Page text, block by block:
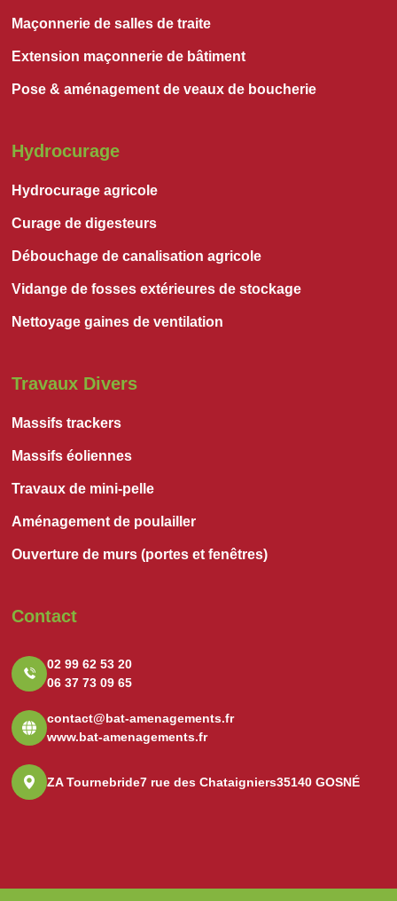
Maçonnerie de salles de traite
Extension maçonnerie de bâtiment
Pose & aménagement de veaux de boucherie
Hydrocurage
Hydrocurage agricole
Curage de digesteurs
Débouchage de canalisation agricole
Vidange de fosses extérieures de stockage
Nettoyage gaines de ventilation
Travaux Divers
Massifs trackers
Massifs éoliennes
Travaux de mini-pelle
Aménagement de poulailler
Ouverture de murs (portes et fenêtres)
Contact
02 99 62 53 20
06 37 73 09 65
contact@bat-amenagements.fr
www.bat-amenagements.fr
ZA Tournebride7 rue des Chataigniers35140 GOSNÉ